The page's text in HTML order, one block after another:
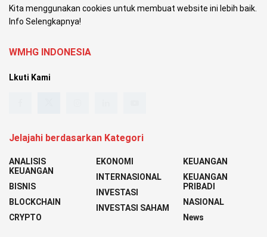
Kita menggunakan cookies untuk membuat website ini lebih baik.
Info Selengkapnya!
WMHG INDONESIA
Lkuti Kami
Jelajahi berdasarkan Kategori
ANALISIS
KEUANGAN
BISNIS
BLOCKCHAIN
CRYPTO
EKONOMI
INTERNASIONAL
INVESTASI
INVESTASI SAHAM
KEUANGAN
KEUANGAN
PRIBADI
NASIONAL
News